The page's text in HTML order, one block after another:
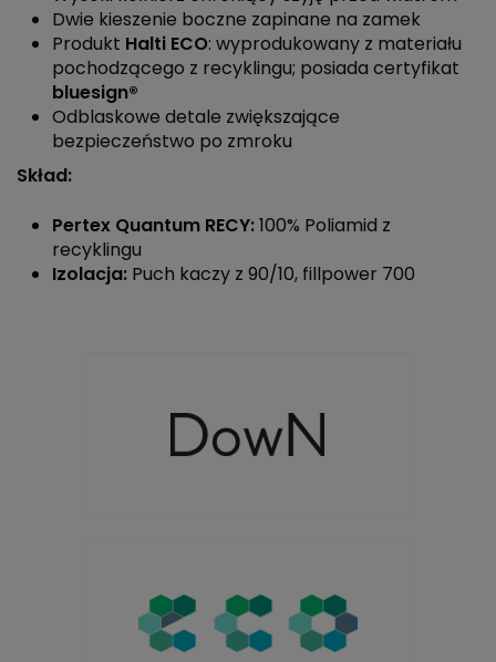
Dwie kieszenie boczne zapinane na zamek
Produkt Halti ECO: wyprodukowany z materiału
pochodzącego z recyklingu; posiada certyfikat
bluesign®
Odblaskowe detale zwiększające
bezpieczeństwo po zmroku
Skład:
Pertex Quantum RECY:100% Poliamid z
recyklingu
Izolacja: Puch kaczy z 90/10, fillpower 700